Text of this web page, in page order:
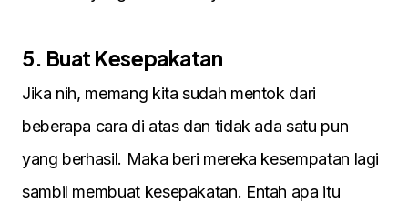
5. Buat Kesepakatan
Jika nih, memang kita sudah mentok dari
beberapa cara di atas dan tidak ada satu pun
yang berhasil. Maka beri mereka kesempatan lagi
sambil membuat kesepakatan. Entah apa itu